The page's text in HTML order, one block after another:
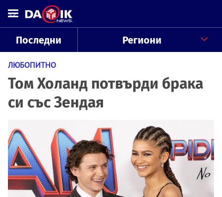
Последни Региони
ЛЮБОПИТНО
Том Холанд потвърди брака
си със Зендая